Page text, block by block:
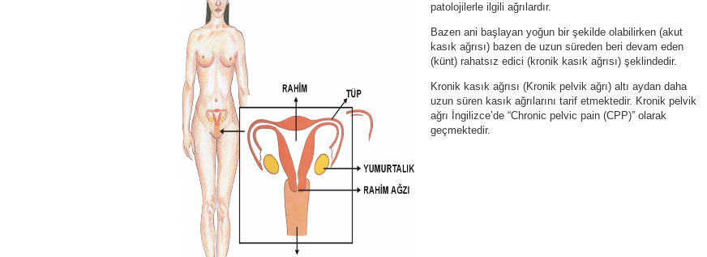
patolojilerle ilgili ağrılardır.
Bazen ani başlayan yoğun bir şekilde olabilirken (akut
kasık ağrısı) bazen de uzun süreden beri devam eden
(künt) rahatsız edici (kronik kasık ağrısı) şeklindedir.
Kronik kasık ağrısı (Kronik pelvik ağrı) altı aydan daha
uzun süren kasık ağrılarını tarif etmektedir. Kronik pelvik
ağrı İngilizce’de “Chronic pelvic pain (CPP)” olarak
geçmektedir.